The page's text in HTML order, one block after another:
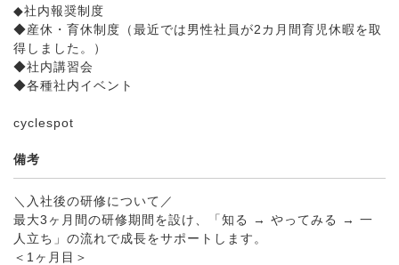
◆社内報奨制度
◆産休・育休制度（最近では男性社員が2カ月間育児休暇を取
得しました。）
◆社内講習会
◆各種社内イベント
cyclespot
備考
＼入社後の研修について／
最大3ヶ月間の研修期間を設け、「知る → やってみる → 一
人立ち」の流れで成長をサポートします。
＜1ヶ月目＞